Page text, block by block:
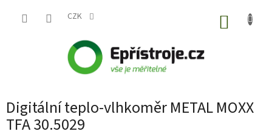
CZK
Digitální teplo-vlhkoměr METAL MOXX
TFA 30.5029